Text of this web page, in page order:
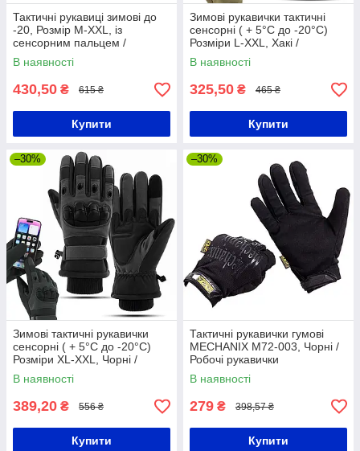
Тактичні рукавиці зимові до
-20, Розмір M-XXL, із
сенсорним пальцем /
Повнопалі рукавиці
водонепроникні
В наявності
430,50 ₴ 615 ₴
Купити
Зимові рукавички тактичні
сенсорні ( + 5°C до -20°C)
Розміри L-XХL, Хакі /
Штурмові рукавички
повнопалі
В наявності
325,50 ₴ 465 ₴
Купити
–30%
Зимові тактичні рукавички
сенсорні ( + 5°C до -20°C)
Розміри ХL-XХL, Чорні /
Штурмові рукавички
повнопалі
В наявності
389,20 ₴ 556 ₴
Купити
–30%
Тактичні рукавички гумові
MECHANIX M72-003, Чорні /
Робочі рукавички
В наявності
279 ₴ 398,57 ₴
Купити